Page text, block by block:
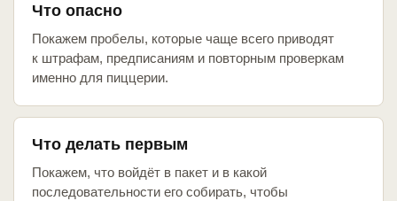
Что опасно
Покажем пробелы, которые чаще всего приводят
к штрафам, предписаниям и повторным проверкам
именно для пиццерии.
Что делать первым
Покажем, что войдёт в пакет и в какой
последовательности его собирать, чтобы